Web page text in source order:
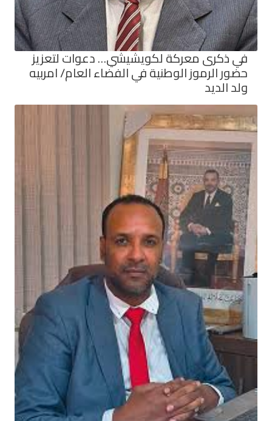
في ذكرى معركة لكويشيشي… دعوات لتعزيز
حضور الرموز الوطنية في الفضاء العام/ امربيه
ولد الديد